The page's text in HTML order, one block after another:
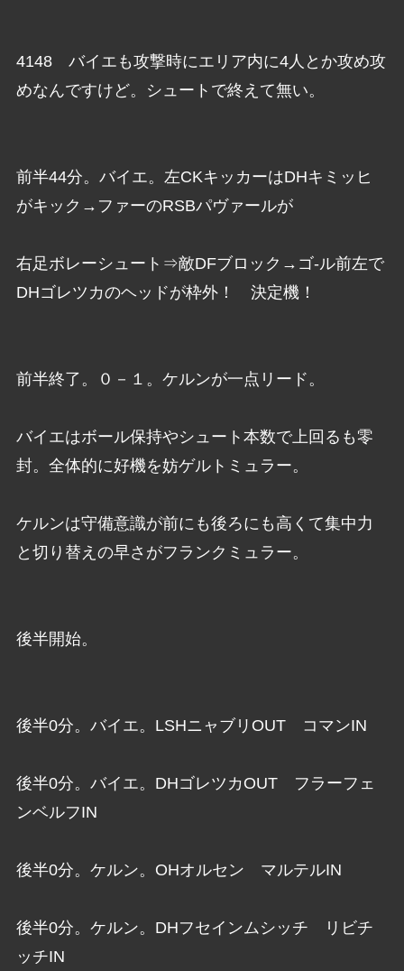
4148 バイエも攻撃時にエリア内に4人とか攻め攻
めなんですけど。シュートで終えて無い。
前半44分。バイエ。左CKキッカーはDHキミッヒ
がキック→ファーのRSBパヴァールが
右足ボレーシュート⇒敵DFブロック→ゴ-ル前左で
DHゴレツカのヘッドが枠外！ 決定機！
前半終了。０－１。ケルンが一点リード。
バイエはボール保持やシュート本数で上回るも零
封。全体的に好機を妨ゲルトミュラー。
ケルンは守備意識が前にも後ろにも高くて集中力
と切り替えの早さがフランクミュラー。
後半開始。
後半0分。バイエ。LSHニャブリOUT コマンIN
後半0分。バイエ。DHゴレツカOUT フラーフェ
ンベルフIN
後半0分。ケルン。OHオルセン マルテルIN
後半0分。ケルン。DHフセインムシッチ リビチ
ッチIN